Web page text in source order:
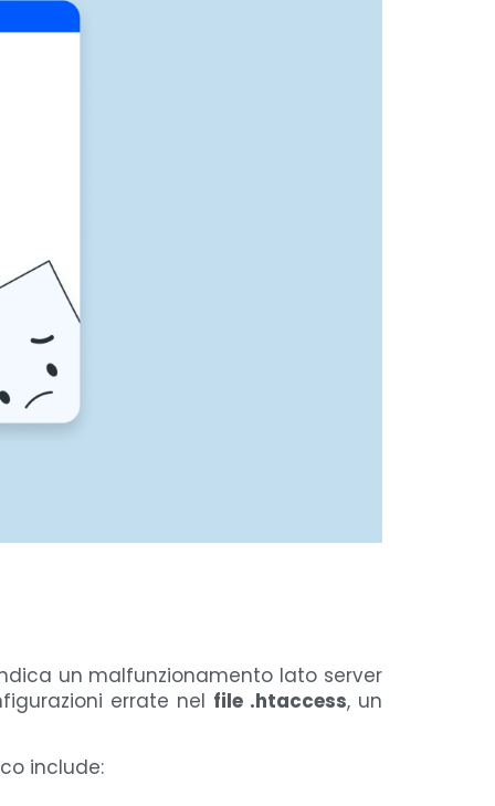
un malfunzionamento lato server
errate nel file .htaccess, un
include: